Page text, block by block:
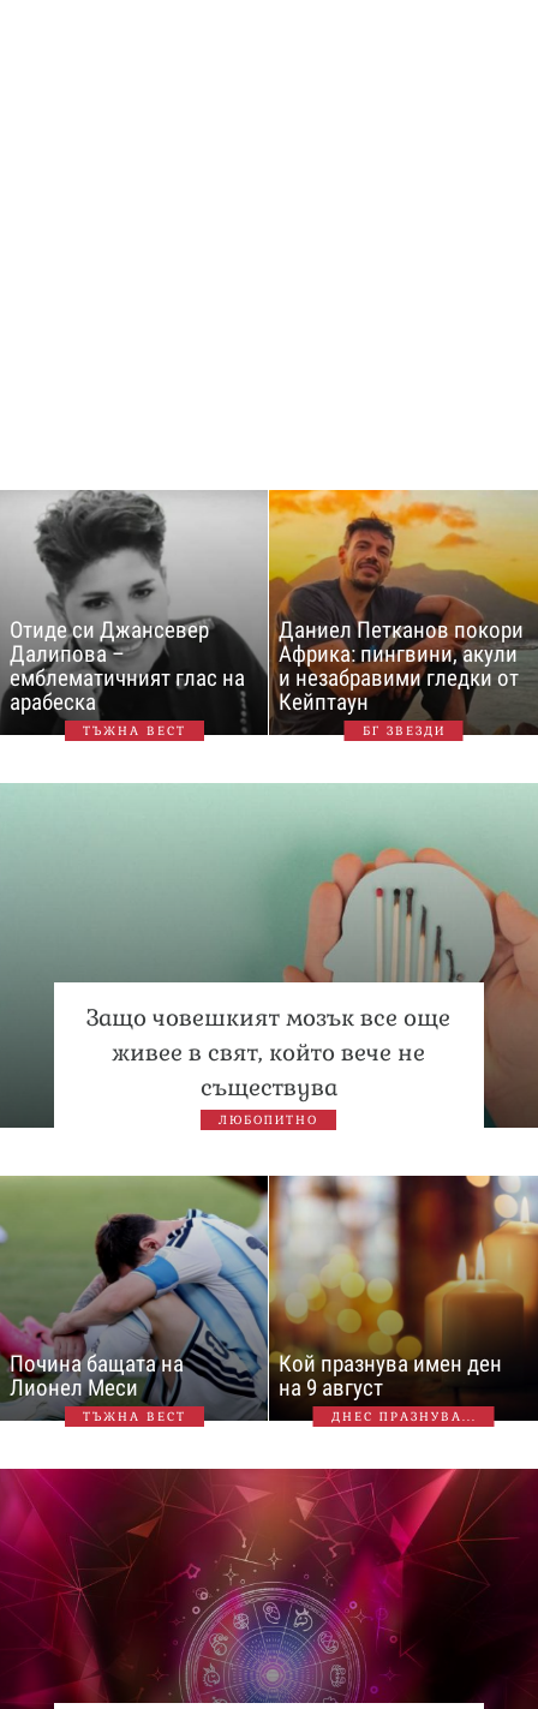
Отиде си Джансевер
Далипова –
емблематичният глас на
арабеска
ТЪЖНА ВЕСТ
Даниел Петканов покори
Африка: пингвини, акули
и незабравими гледки от
Кейптаун
БГ ЗВЕЗДИ
Защо човешкият мозък все още
живее в свят, който вече не
съществува
ЛЮБОПИТНО
Почина бащата на
Лионел Меси
ТЪЖНА ВЕСТ
Кой празнува имен ден
на 9 август
ДНЕС ПРАЗНУВА...